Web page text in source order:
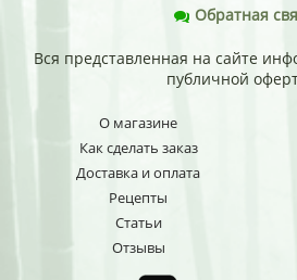
Обратная
Вся представленная на сайте
публичной
О магазине
Как сделать заказ
Доставка и оплата
Рецепты
Статьи
Отзывы